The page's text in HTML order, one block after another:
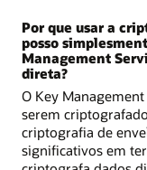
Por que usar a
posso
Management
direta?
O Key
serem
criptografia de
significativos em